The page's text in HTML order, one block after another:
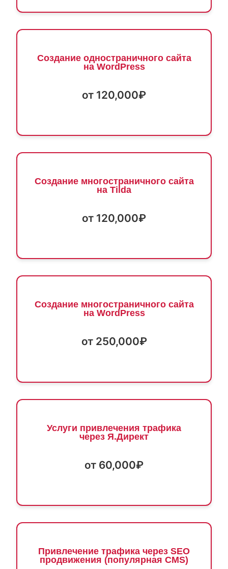
Создание одностраничного сайта
на WordPress
от 120,000₽
Создание многостраничного сайта
на Tilda
от 120,000₽
Создание многостраничного сайта
на WordPress
от 250,000₽
Услуги привлечения трафика
через Я.Директ
от 60,000₽
Привлечение трафика через SEO
продвижения (популярная CMS)